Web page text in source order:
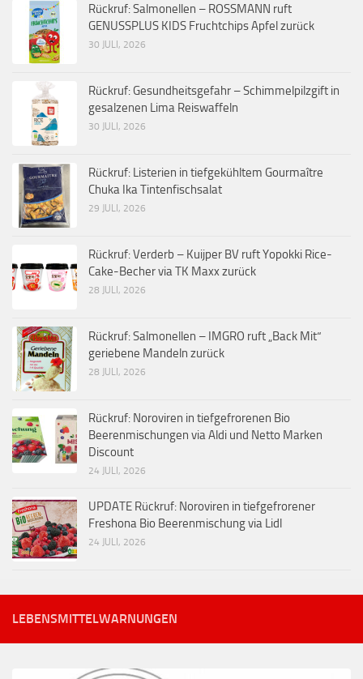
Rückruf: Salmonellen – ROSSMANN ruft
GENUSSPLUS KIDS Fruchtchips Apfel zurück
30 JULI, 2026
Rückruf: Gesundheitsgefahr – Schimmelpilzgift in
gesalzenen Lima Reiswaffeln
30 JULI, 2026
Rückruf: Listerien in tiefgekühltem Gourmaître
Chuka Ika Tintenfischsalat
29 JULI, 2026
Rückruf: Verderb – Kuijper BV ruft Yopokki Rice-
Cake-Becher via TK Maxx zurück
28 JULI, 2026
Rückruf: Salmonellen – IMGRO ruft „Back Mit“
geriebene Mandeln zurück
28 JULI, 2026
Rückruf: Noroviren in tiefgefrorenen Bio
Beerenmischungen via Aldi und Netto Marken
Discount
24 JULI, 2026
UPDATE Rückruf: Noroviren in tiefgefrorener
Freshona Bio Beerenmischung via Lidl
24 JULI, 2026
LEBENSMITTELWARNUNGEN